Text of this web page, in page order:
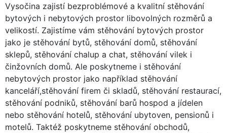
Vysočina zajistí bezproblémové a kvalitní stěhování
bytových i nebytových prostor libovolných rozměrů a
velikostí. Zajistíme vám stěhování bytových prostor
jako je stěhování bytů, stěhování domů, stěhování
sklepů, stěhování chalup a chat, stěhování vilek i
činžovních domů. Ale poskytneme i stěhování
nebytových prostor jako například stěhování
kanceláří,stěhování firem či skladů, stěhování restaurací,
stěhování podniků, stěhování barů hospod a jídelen
nebo stěhování hotelů, stěhování ubytoven, pensionů i
motelů. Taktéž poskytneme stěhování obchodů,